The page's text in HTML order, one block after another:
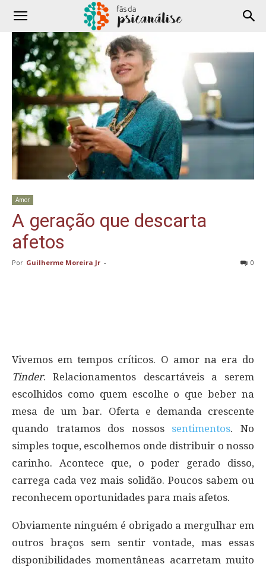
Amor
A geração que descarta
afetos
Por Guilherme Moreira Jr - 0
Vivemos em tempos críticos. O amor na era do
Tinder. Relacionamentos descartáveis a serem
escolhidos como quem escolhe o que beber na
mesa de um bar. Oferta e demanda crescente
quando tratamos dos nossos sentimentos. No
simples toque, escolhemos onde distribuir o nosso
carinho. Acontece que, o poder gerado disso,
carrega cada vez mais solidão. Poucos sabem ou
reconhecem oportunidades para mais afetos.
Obviamente ninguém é obrigado a mergulhar em
outros braços sem sentir vontade, mas essas
disponibilidades momentâneas acarretam muito